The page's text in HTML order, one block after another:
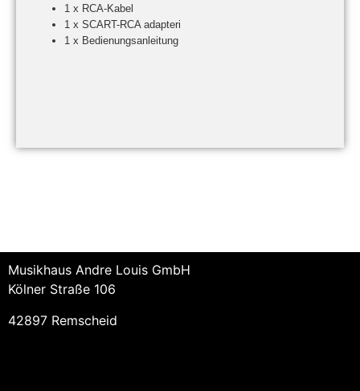
1 x RCA-Kabel
1 x SCART-RCA adapteri
1 x Bedienungsanleitung
Musikhaus Andre Louis GmbH
Kölner Straße 106
42897 Remscheid